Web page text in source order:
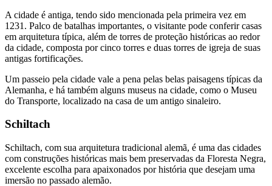
A cidade é antiga, tendo sido mencionada pela primeira vez em
1231. Palco de batalhas importantes, o visitante pode conferir casas
em arquitetura típica, além de torres de proteção históricas ao redor
da cidade, composta por cinco torres e duas torres de igreja de suas
antigas fortificações.
Um passeio pela cidade vale a pena pelas belas paisagens típicas da
Alemanha, e há também alguns museus na cidade, como o Museu
do Transporte, localizado na casa de um antigo sinaleiro.
Schiltach
Schiltach, com sua arquitetura tradicional alemã, é uma das cidades
com construções históricas mais bem preservadas da Floresta Negra,
excelente escolha para apaixonados por história que desejam uma
imersão no passado alemão.